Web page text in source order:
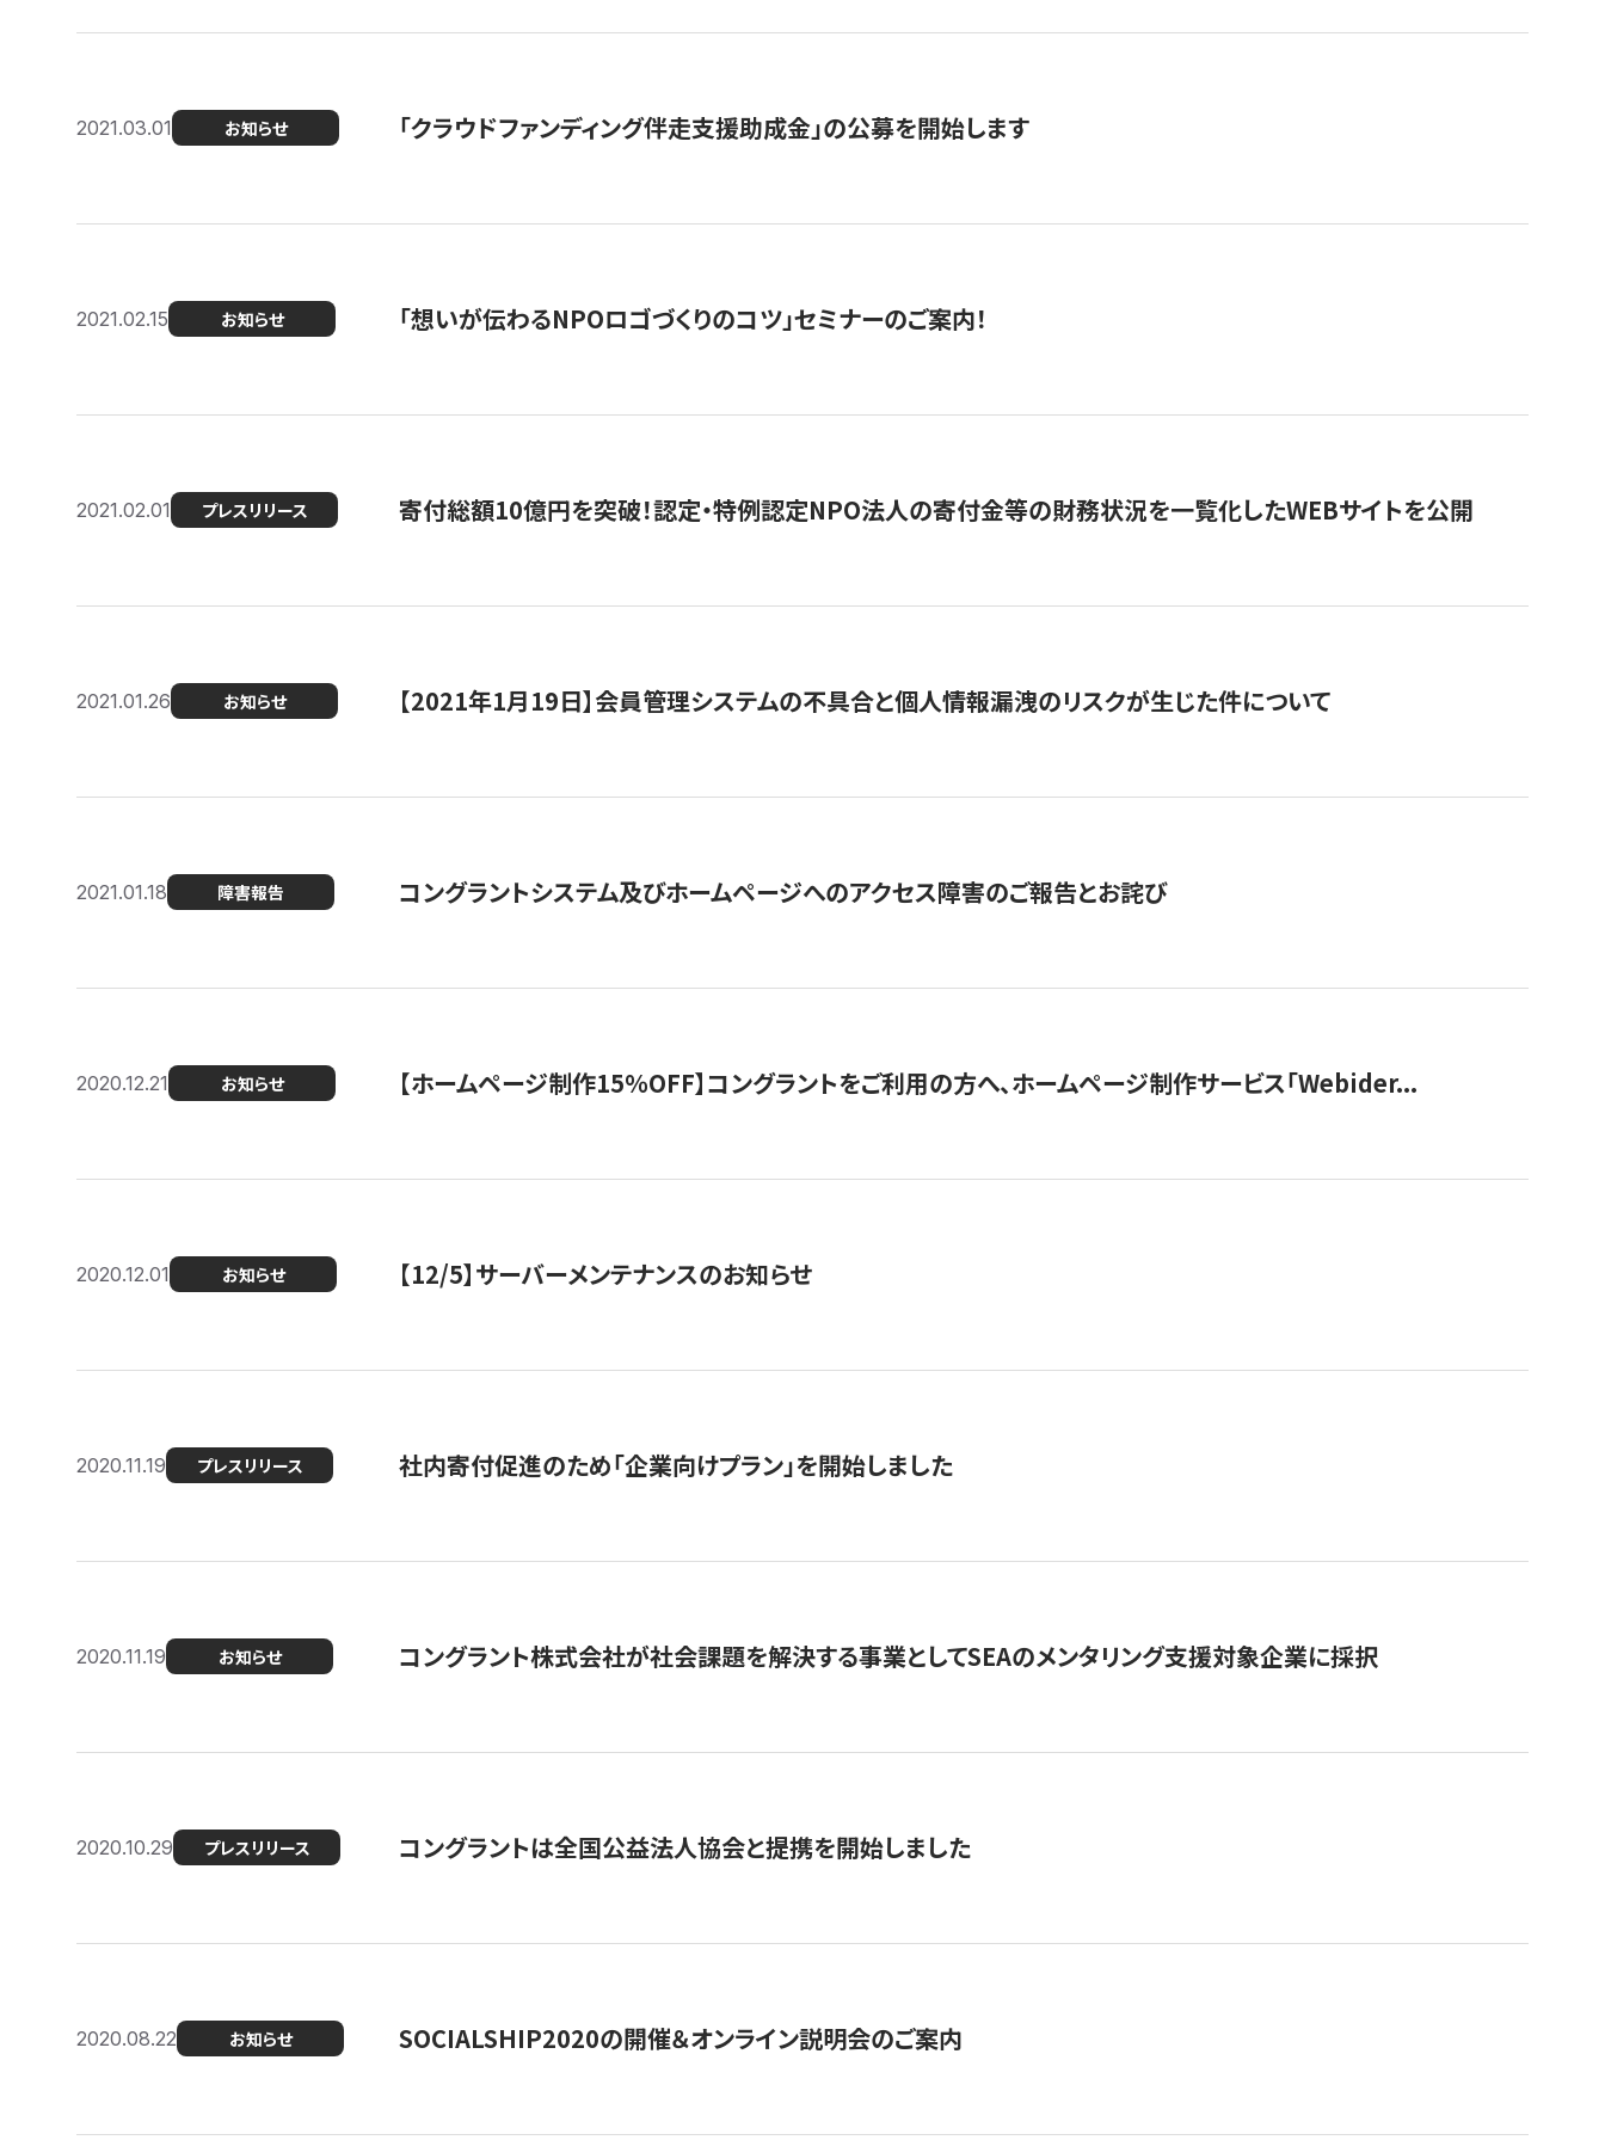
2021.03.01 お知らせ 「クラウドファンディング伴走支援助成金」の公募を開始します
2021.02.15 お知らせ 「想いが伝わるNPOロゴづくりのコツ」セミナーのご案内！
2021.02.01 プレスリリース 寄付総額10億円を突破！認定・特例認定NPO法人の寄付金等の財務状況を一覧化したWEBサイトを公開
2021.01.26 お知らせ 【2021年1月19日】会員管理システムの不具合と個人情報漏洩のリスクが生じた件について
2021.01.18 障害報告 コングラントシステム及びホームページへのアクセス障害のご報告とお詫び
2020.12.21 お知らせ 【ホームページ制作15％OFF】コングラントをご利用の方へ、ホームページ制作サービス「Webider...
2020.12.01 お知らせ 【12/5】サーバーメンテナンスのお知らせ
2020.11.19 プレスリリース 社内寄付促進のため「企業向けプラン」を開始しました
2020.11.19 お知らせ コングラント株式会社が社会課題を解決する事業としてSEAのメンタリング支援対象企業に採択
2020.10.29 プレスリリース コングラントは全国公益法人協会と提携を開始しました
2020.08.22 お知らせ SOCIALSHIP2020の開催＆オンライン説明会のご案内